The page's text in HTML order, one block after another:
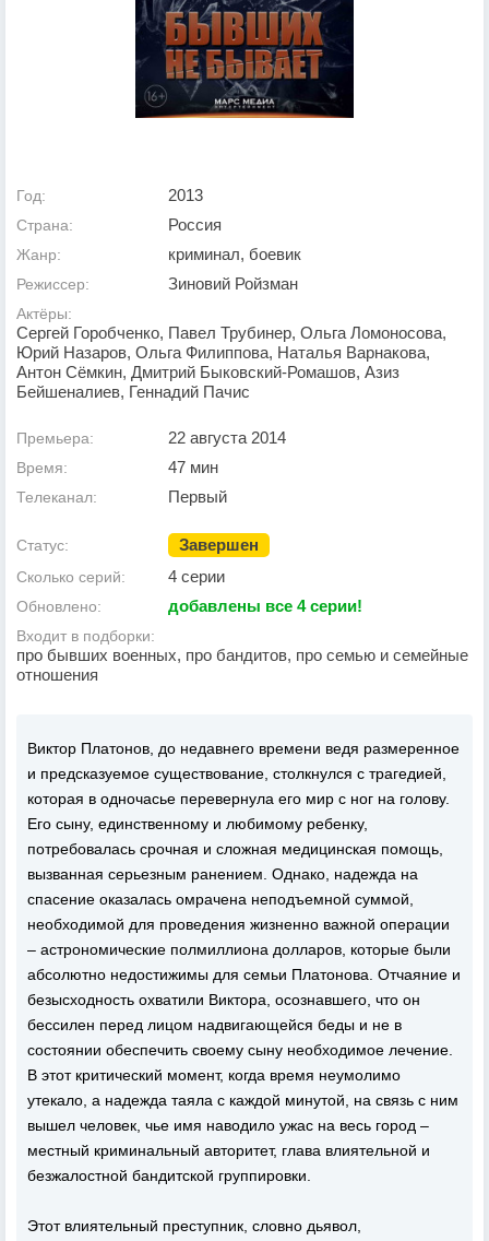
Год: 2013
Страна: Россия
Жанр: криминал, боевик
Режиссер: Зиновий Ройзман
Актёры:
Сергей Горобченко, Павел Трубинер, Ольга Ломоносова,
Юрий Назаров, Ольга Филиппова, Наталья Варнакова,
Антон Сёмкин, Дмитрий Быковский-Ромашов, Азиз
Бейшеналиев, Геннадий Пачис
Премьера: 22 августа 2014
Время: 47 мин
Телеканал: Первый
Статус: Завершен
Сколько серий: 4 серии
Обновлено: добавлены все 4 серии!
Входит в подборки:
про бывших военных, про бандитов, про семью и семейные
отношения
Виктор Платонов, до недавнего времени ведя размеренное
и предсказуемое существование, столкнулся с трагедией,
которая в одночасье перевернула его мир с ног на голову.
Его сыну, единственному и любимому ребенку,
потребовалась срочная и сложная медицинская помощь,
вызванная серьезным ранением. Однако, надежда на
спасение оказалась омрачена неподъемной суммой,
необходимой для проведения жизненно важной операции
– астрономические полмиллиона долларов, которые были
абсолютно недостижимы для семьи Платонова. Отчаяние и
безысходность охватили Виктора, осознавшего, что он
бессилен перед лицом надвигающейся беды и не в
состоянии обеспечить своему сыну необходимое лечение.
В этот критический момент, когда время неумолимо
утекало, а надежда таяла с каждой минутой, на связь с ним
вышел человек, чье имя наводило ужас на весь город –
местный криминальный авторитет, глава влиятельной и
безжалостной бандитской группировки.
Этот влиятельный преступник, словно дьявол,